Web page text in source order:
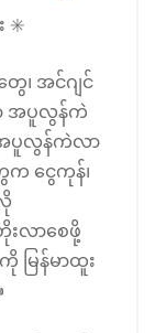
✳️
ေ၊ အင်ဂျင်
အပူလွန်ကဲ
းအပူလွန်ကဲလာ
ငွေကုန်၊
းလာစေဖို့
မြန်မာထူး